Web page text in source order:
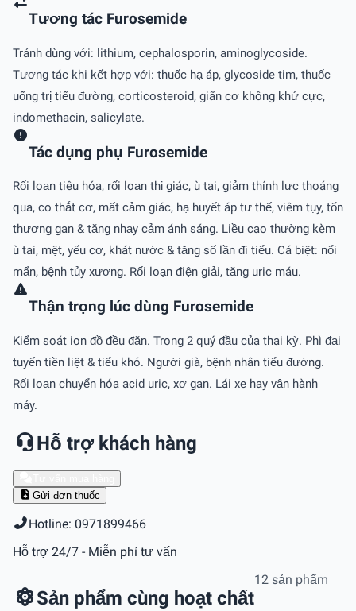
Tương tác Furosemide
Tránh dùng với: lithium, cephalosporin, aminoglycoside.
Tương tác khi kết hợp với: thuốc hạ áp, glycoside tim, thuốc
uống trị tiểu đường, corticosteroid, giãn cơ không khử cực,
indomethacin, salicylate.
Tác dụng phụ Furosemide
Rối loạn tiêu hóa, rối loạn thị giác, ù tai, giảm thính lực thoáng
qua, co thắt cơ, mất cảm giác, hạ huyết áp tư thế, viêm tụy, tổn
thương gan & tăng nhạy cảm ánh sáng. Liều cao thường kèm
ù tai, mệt, yếu cơ, khát nước & tăng số lần đi tiểu. Cá biệt: nổi
mẩn, bệnh tủy xương. Rối loạn điện giải, tăng uric máu.
Thận trọng lúc dùng Furosemide
Kiểm soát ion đồ đều đặn. Trong 2 quý đầu của thai kỳ. Phì đại
tuyến tiền liệt & tiểu khó. Người già, bệnh nhân tiểu đường.
Rối loạn chuyển hóa acid uric, xơ gan. Lái xe hay vận hành
máy.
Hỗ trợ khách hàng
Gửi đơn thuốc
Hotline: 0971899466
Hỗ trợ 24/7 - Miễn phí tư vấn
Sản phẩm cùng hoạt chất
12 sản phẩm